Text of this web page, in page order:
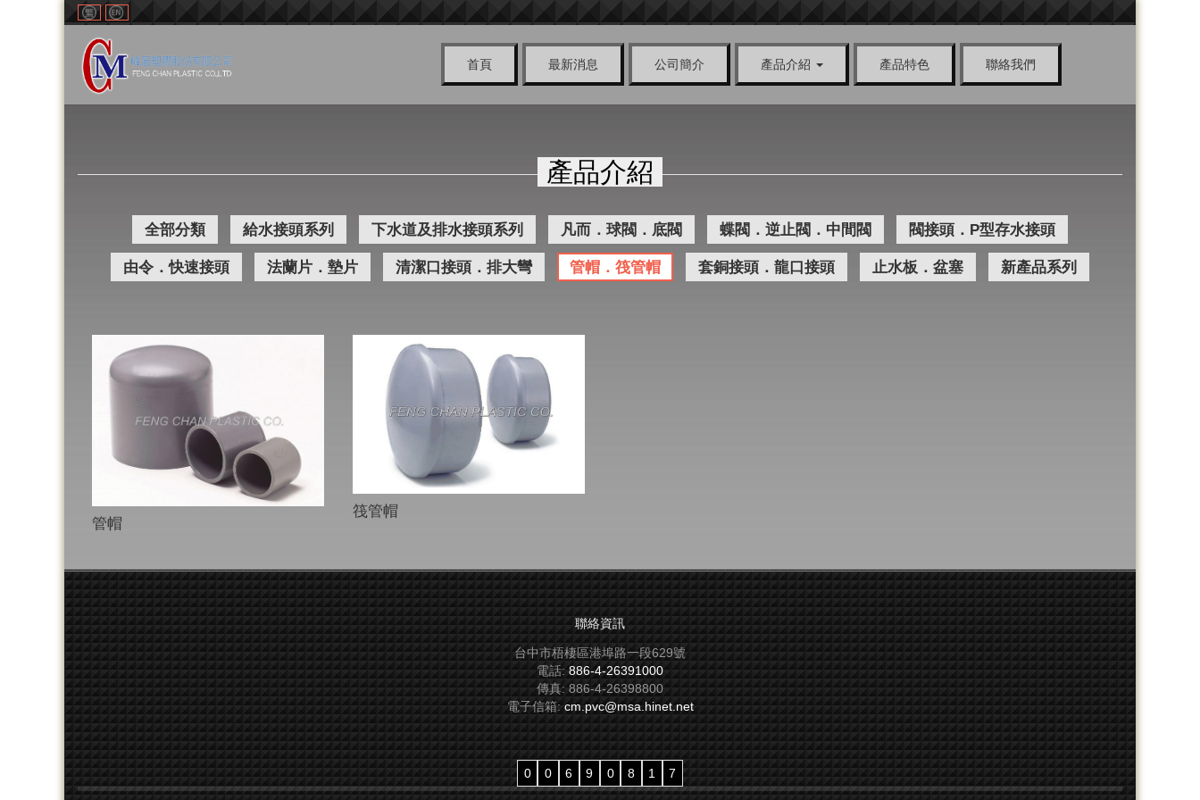
首頁 最新消息 公司簡介 產品介紹 產品特色 聯絡我們
產品介紹
全部分類 給水接頭系列 下水道及排水接頭系列 凡而．球閥．底閥 蝶閥．逆止閥．中間閥 閥接頭．P型存水接頭
由令．快速接頭 法蘭片．墊片 清潔口接頭．排大彎 管帽．筏管帽 套銅接頭．龍口接頭 止水板．盆塞 新產品系列
管帽
筏管帽
聯絡資訊
台中市梧棲區港埠路一段629號
電話: 886-4-26391000
傳真: 886-4-26398800
電子信箱: cm.pvc@msa.hinet.net
0 0 6 9 0 8 1 7